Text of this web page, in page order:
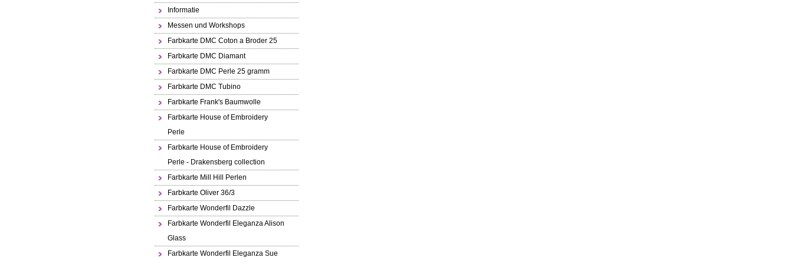
Informatie
Messen und Workshops
Farbkarte DMC Coton a Broder 25
Farbkarte DMC Diamant
Farbkarte DMC Perle 25 gramm
Farbkarte DMC Tubino
Farbkarte Frank's Baumwolle
Farbkarte House of Embroidery
Perle
Farbkarte House of Embroidery
Perle - Drakensberg collection
Farbkarte Mill Hill Perlen
Farbkarte Oliver 36/3
Farbkarte Wonderfil Dazzle
Farbkarte Wonderfil Eleganza Alison
Glass
Farbkarte Wonderfil Eleganza Sue